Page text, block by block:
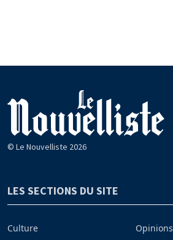
© Le Nouvelliste 2026
LES SECTIONS DU SITE
Culture
Opinions